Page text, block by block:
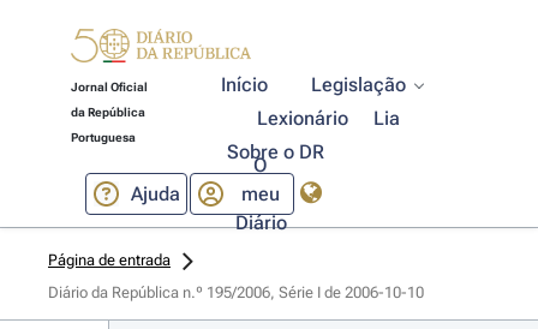
Jornal Oficial
da República
Portuguesa
Início
Legislação
Lexionário
Lia
Sobre o DR
Ajuda
O
meu
Diário
Página de entrada
Diário da República n.º 195/2006, Série I de 2006-10-10